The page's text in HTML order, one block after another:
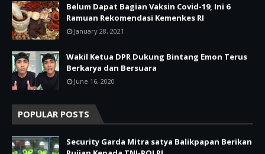
Belum Dapat Bagian Vaksin Covid-19, Ini 6
Ramuan Rekomendasi Kemenkes RI
January 28, 2021
Wakil Ketua DPR Dukung Bintang Emon Terus
Berkarya dan Bersuara
June 16, 2020
POPULAR POSTS
Security Garda Mitra satya Balikpapan Berikan